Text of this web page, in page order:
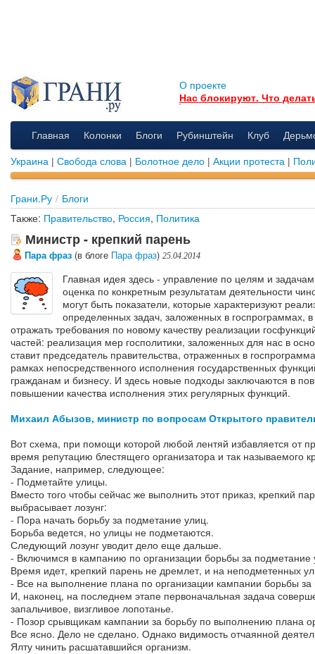
О проекте
Нас блокируют. Что
Главная Колонки Блоги Рубинштейн Клуб
Украина | Свобода слова | Болотное дело | Акции протеста |
Грани.Ру / Блоги
Также: Правительство, Россия, Политика
Министр - крепкий парень
Пара фраз (в блоге Пара фраз) 25.04.2014
Главная идея здесь - управление по целям и
оценка по конкретным результатам деятельности
могут быть показатели, которые характеризуют
определенных задач, заложенных в госпрограммах,
отражать требования по новому качеству реализации
частей: реализация мер госполитики, заложенных для нас в
ставит председатель правительства, отраженных в
рамках непосредственного исполнения государственных
гражданам и бизнесу. И здесь новые подходы заключаются в
повышении качества исполнения этих регулярных функций.
Михаил Абызов, министр по вопросам Открытого
Вот схема, при помощи которой любой лентяй избавляется от
время репутацию блестящего организатора и так называемого
Задание, например, следующее:
- Подметайте улицы.
Вместо того чтобы сейчас же выполнить этот приказ, крепкий
выбрасывает лозунг:
- Пора начать борьбу за подметание улиц.
Борьба ведется, но улицы не подметаются.
Следующий лозунг уводит дело еще дальше.
- Включимся в кампанию по организации борьбы за подметание
Время идет, крепкий парень не дремлет, и на неподметенных
- Все на выполнение плана по организации кампании борьбы
И, наконец, на последнем этапе первоначальная задача
запальчивое, визгливое лопотанье.
- Позор срывщикам кампании за борьбу по выполнению плана
Все ясно. Дело не сделано. Однако видимость отчаянной
Ялту чинить расшатавшийся организм.